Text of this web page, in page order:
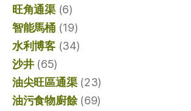
旺角通渠(6)
智能馬桶(19)
水利博客(34)
沙井(65)
油尖旺區通渠(23)
油污食物廚餘(69)